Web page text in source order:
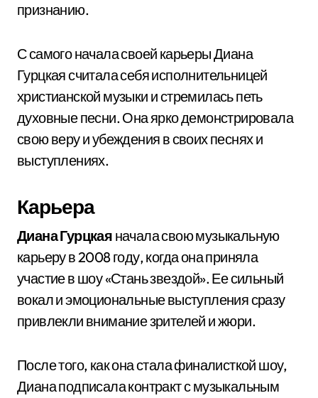
признанию.
С самого начала своей карьеры Диана
Гурцкая считала себя исполнительницей
христианской музыки и стремилась петь
духовные песни. Она ярко демонстрировала
свою веру и убеждения в своих песнях и
выступлениях.
Карьера
Диана Гурцкая начала свою музыкальную
карьеру в 2008 году, когда она приняла
участие в шоу «Стань звездой». Ее сильный
вокал и эмоциональные выступления сразу
привлекли внимание зрителей и жюри.
После того, как она стала финалисткой шоу,
Диана подписала контракт с музыкальным